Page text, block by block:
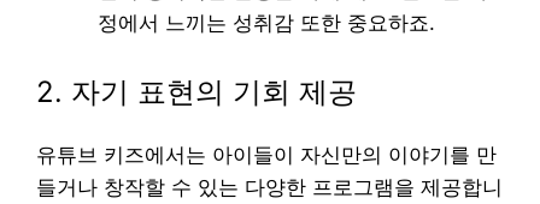
정에서 느끼는 성취감 또한 중요하죠.
2. 자기 표현의 기회 제공
유튜브 키즈에서는 아이들이 자신만의 이야기를 만
들거나 창작할 수 있는 다양한 프로그램을 제공합니